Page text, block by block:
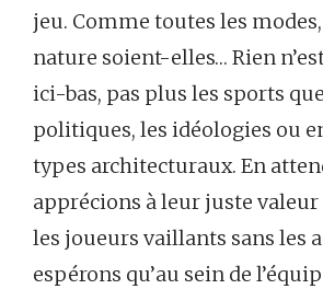
jeu. Comme toutes les
nature soient-elles… Rien
ici-bas, pas plus les sports
politiques, les idéologies ou
types architecturaux. En
apprécions à leur juste
les joueurs vaillants sans les
espérons qu’au sein de